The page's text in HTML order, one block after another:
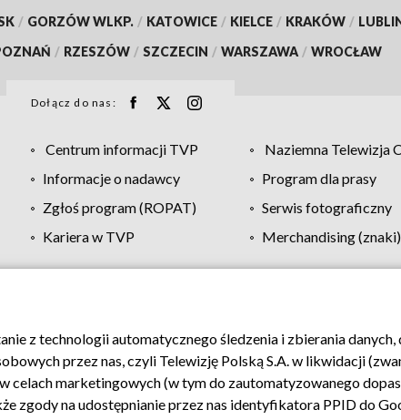
/ GORZÓW WLKP. / KATOWICE / KIELCE / KRAKÓW /
/ RZESZÓW / SZCZECIN / WARSZAWA / WROCŁAW
Dołącz do nas:
Centrum informacji TVP Naziemna Telewizja
Informacje o nadawcy
Program dla prasy
Zgłoś program (ROPAT)
Serwis fotograficzny
Kariera w TVP
Merchandising (znaki)
Moje zgody Pomoc Biuro reklamy
z technologii automatycznego śledzenia i zbierania
przez nas, czyli Telewizję Polską S.A. w likwidacji
celach marketingowych (w tym do zautomatyzowanego
zgody na udostępnianie przez nas identyfikatora PPID do